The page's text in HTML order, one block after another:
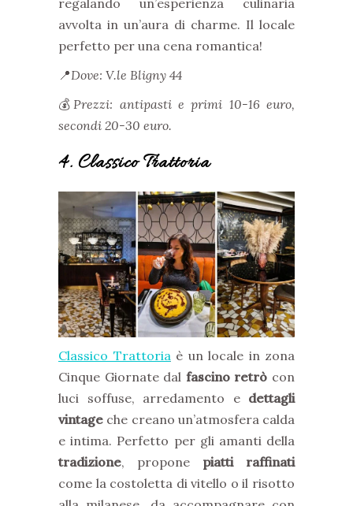
regalando un’esperienza culinaria
avvolta in un’aura di charme. Il locale
perfetto per una cena romantica!
📍Dove: V.le Bligny 44
💰Prezzi: antipasti e primi 10-16 euro,
secondi 20-30 euro.
4. Classico Trattoria
Classico Trattoria è un locale in zona
Cinque Giornate dal fascino retrò con
luci soffuse, arredamento e dettagli
vintage che creano un’atmosfera calda
e intima. Perfetto per gli amanti della
tradizione, propone piatti raffinati
come la costoletta di vitello o il risotto